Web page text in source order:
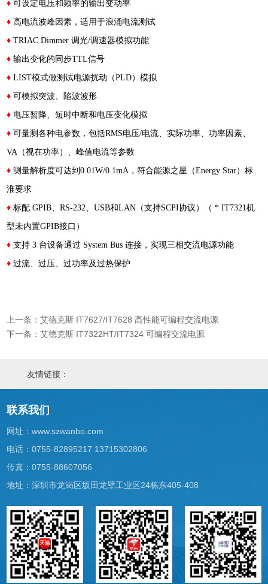
♦可设定电压和频率的输出变动率
♦高电流波峰因素，适用于浪涌电流测试
♦TRIAC Dimmer 调光/调速器模拟功能
♦输出变化的同步TTL信号
♦LIST模式做测试电源扰动（PLD）模拟
♦可模拟突波、陷波波形
♦ 电压暂降、短时中断和电压变化模拟
♦可量测各种电参数，包括RMS电压/电流、实际功率、功率因素、
VA（视在功率）、峰值电流等参数
♦测量解析度可达到0.01W/0.1mA，符合能源之星（Energy Star）标
淮要求
♦标配 GPIB、RS-232、USB和LAN（支持SCPI协议）（ * IT7321机
型未内置GPIB接口）
♦支持 3 台设备通过 System Bus 连接，实现三相交流电源功能
♦过流、过压、过功率及过热保护
上一条：艾德克斯 IT7627/IT7628 高性能可编程交流电源
下一条：艾德克斯 IT7322HT/IT7324 可编程交流电源
友情链接：
联系我们
网址：www.szwanbo.com
电话：0755-82895217 13715302806
传真：0755-88607056
地址：深圳市龙岗区坂田龙壁工业区24栋东405-408